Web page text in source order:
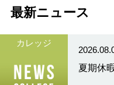
最新ニュース
カレッジ
夏期休